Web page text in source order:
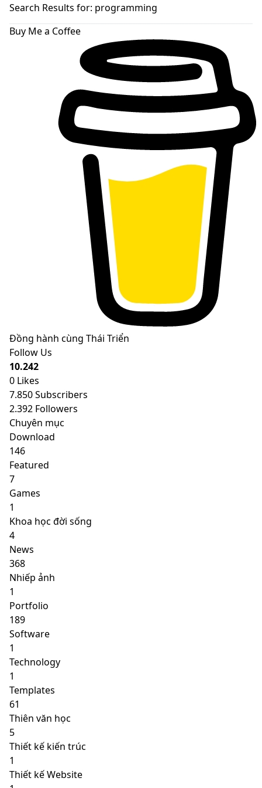
skin
Search Results for: programming
Buy Me a Coffee
Đồng hành cùng Thái Triển
Follow Us
10.242
0 Likes
7.850Subscribers
2.392 Followers
Chuyên mục
Download
146
Featured
7
Games
1
Khoa học đời sống
4
News
368
Nhiếp ảnh
1
Portfolio
189
Software
1
Technology
1
Templates
61
Thiên văn học
5
Thiết kế kiến trúc
1
Thiết kế Website